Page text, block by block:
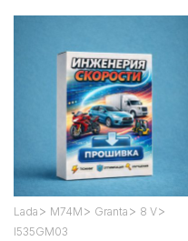
Lada > М74М > Granta > 8 V>
I535GM03